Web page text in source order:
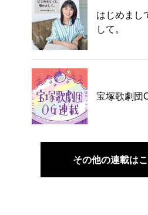
はじめまし
して。
宝塚歌劇団
その他の連載は